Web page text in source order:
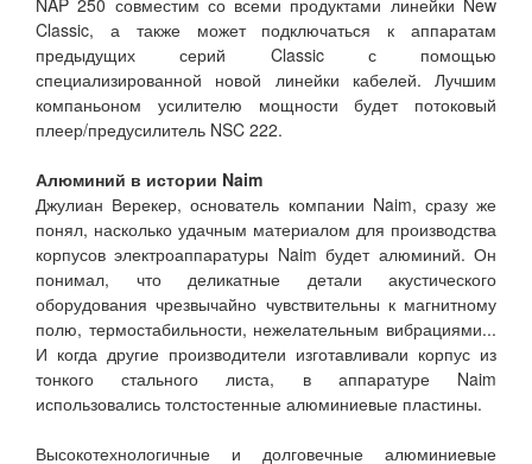
Classic, а также может подключаться к аппаратам
предыдущих серий Classic с помощью
специализированной новой линейки кабелей. Лучшим
компаньоном усилителю мощности будет потоковый
плеер/предусилитель NSC 222.
Алюминий в истории Naim
Джулиан Верекер, основатель компании Naim, сразу же
понял, насколько удачным материалом для производства
корпусов электроаппаратуры Naim будет алюминий. Он
понимал, что деликатные детали акустического
оборудования чрезвычайно чувствительны к магнитному
полю, термостабильности, нежелательным вибрациями...
И когда другие производители изготавливали корпус из
тонкого стального листа, в аппаратуре Naim
использовались толстостенные алюминиевые пластины.
Высокотехнологичные и долговечные алюминиевые